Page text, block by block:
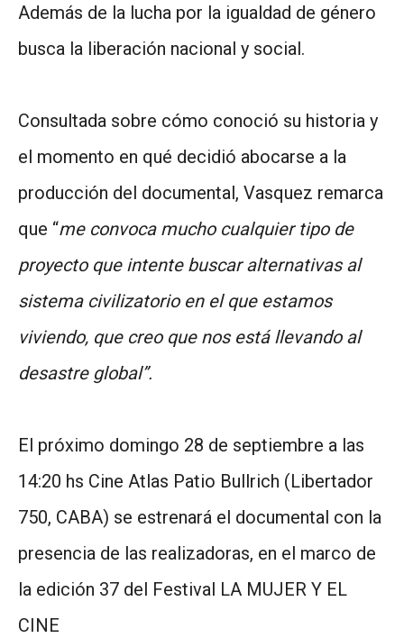
Además de la lucha por la igualdad de género
busca la liberación nacional y social.
Consultada sobre cómo conoció su historia y
el momento en qué decidió abocarse a la
producción del documental, Vasquez remarca
que “me convoca mucho cualquier tipo de
proyecto que intente buscar alternativas al
sistema civilizatorio en el que estamos
viviendo, que creo que nos está llevando al
desastre global”.
El próximo domingo 28 de septiembre a las
14:20 hs Cine Atlas Patio Bullrich (Libertador
750, CABA) se estrenará el documental con la
presencia de las realizadoras, en el marco de
la edición 37 del Festival LA MUJER Y EL
CINE